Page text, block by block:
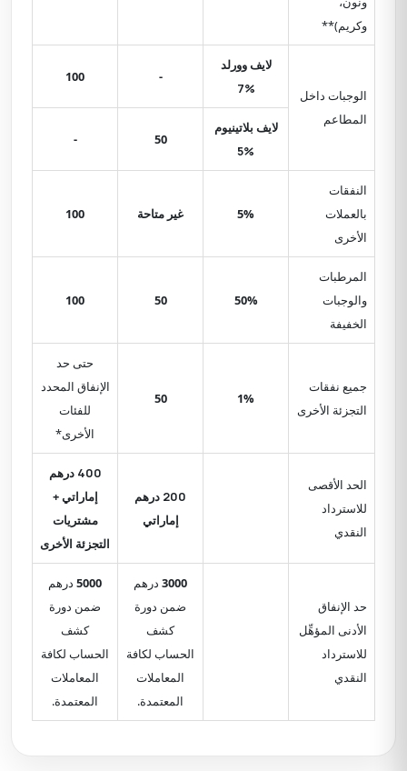
وكريم)**
الوجبات داخل
المطاعم
لايف وورلد
7%
-
100
لايف بلاتينيوم
5%
50
-
النفقات
بالعملات
الأخرى
5% غير متاحة 100
المرطبات
والوجبات
الخفيفة
50%
50
100
جميع نفقات
التجزئة الأخرى
1%
50
حتى حد
الإنفاق المحدد
للفئات
الأخرى*
الحد الأقصى
للاسترداد
النقدي
200 درهم
إماراتي
400 درهم
إماراتي +
مشتريات
التجزئة الأخرى
حد الإنفاق
الأدنى المؤهِّل
للاسترداد
النقدي
3000 درهم
ضمن دورة
كشف
الحساب لكافة
المعاملات
المعتمدة.
5000 درهم
ضمن دورة
كشف
الحساب لكافة
المعاملات
المعتمدة.